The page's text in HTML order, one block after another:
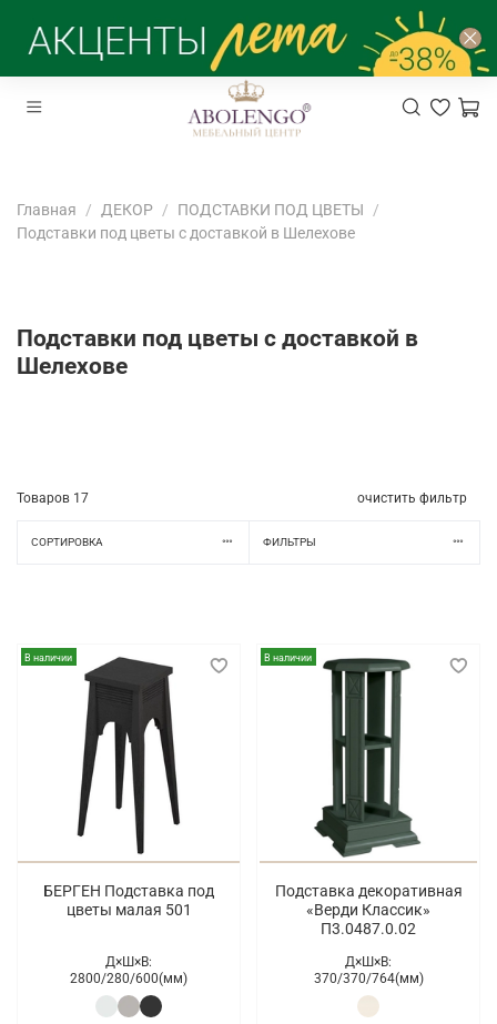
Главная ДЕКОР
ПОДСТАВКИ ПОД ЦВЕТЫ
Подставки под цветы с доставкой в Шелехове
Подставки под цветы с доставкой в
Шелехове
Товаров 17 очистить фильтр
СОРТИРОВКА ФИЛЬТРЫ
В наличии
БЕРГЕН Подставка под
цветы малая 501
Д×Ш×В:
2800/280/600(мм)
В наличии
Подставка декоративная
«Верди Классик»
П3.0487.0.02
Д×Ш×В:
370/370/764(мм)